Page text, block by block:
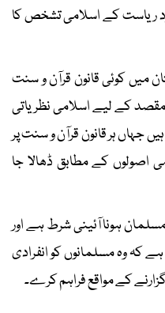
ریاست کے اسلامی تشخص کا
میں کوئی قانون قرآن و سنت
کے لیے اسلامی نظریاتی
جہاں ہر قانون قرآن و سنت پر
اصولوں کے مطابق ڈھالا جا
ہونا آئینی شرط ہے اور
کہ وہ مسلمانوں کو انفرادی
کے مواقع فراہم کرے۔